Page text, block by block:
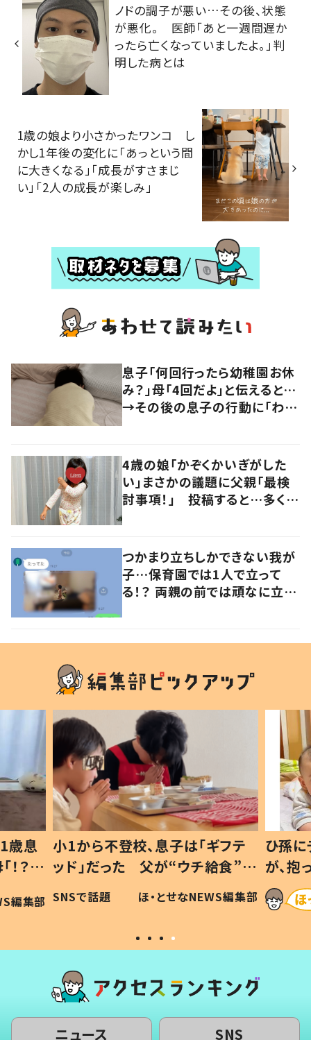
ノドの調子が悪い…その後、状態
が悪化。 医師「あと一週間遅か
ったら亡くなっていましたよ。」判
明した病とは
1歳の娘より小さかったワンコ し
かし1年後の変化に「あっという間
に大きくなる」「成長がすさまじ
い」「2人の成長が楽しみ」
息子「何回行ったら幼稚園お休
み？」母「4回だよ」と伝えると…
→その後の息子の行動に「わか
4歳の娘「かぞくかいぎがした
い」まさかの議題に父親「最検
討事項！」 投稿すると…多くの
つかまり立ちしかできない我が
子…保育園では1人で立って
る！？ 両親の前では頑なに立た
歳息
？」
編集部
小1から不登校、息子は「ギフテ
ッド」だった 父が“ウチ給食”を
作り続ける理由とは #令和の親
#令和の子
SNSで話題 ほ・とせなNEWS編集部
ひ孫
が、
「涙が
い」
ニュース SNS